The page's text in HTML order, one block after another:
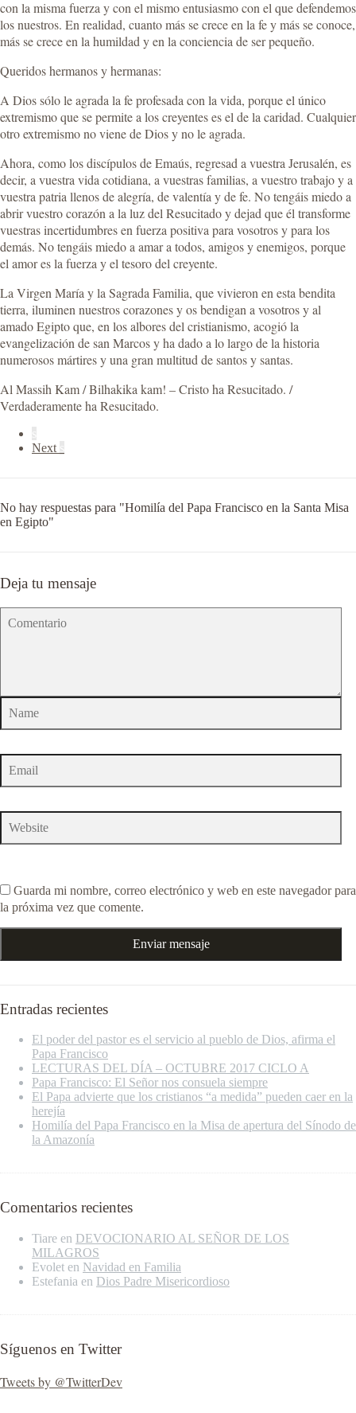
con la misma fuerza y con el mismo entusiasmo con el que defendemos
los nuestros. En realidad, cuanto más se crece en la fe y más se conoce,
más se crece en la humildad y en la conciencia de ser pequeño.
Queridos hermanos y hermanas:
A Dios sólo le agrada la fe profesada con la vida, porque el único
extremismo que se permite a los creyentes es el de la caridad. Cualquier
otro extremismo no viene de Dios y no le agrada.
Ahora, como los discípulos de Emaús, regresad a vuestra Jerusalén, es
decir, a vuestra vida cotidiana, a vuestras familias, a vuestro trabajo y a
vuestra patria llenos de alegría, de valentía y de fe. No tengáis miedo a
abrir vuestro corazón a la luz del Resucitado y dejad que él transforme
vuestras incertidumbres en fuerza positiva para vosotros y para los
demás. No tengáis miedo a amar a todos, amigos y enemigos, porque
el amor es la fuerza y el tesoro del creyente.
La Virgen María y la Sagrada Familia, que vivieron en esta bendita
tierra, iluminen nuestros corazones y os bendigan a vosotros y al
amado Egipto que, en los albores del cristianismo, acogió la
evangelización de san Marcos y ha dado a lo largo de la historia
numerosos mártires y una gran multitud de santos y santas.
Al Massih Kam / Bilhakika kam! – Cristo ha Resucitado. /
Verdaderamente ha Resucitado.
Next
No hay respuestas para "Homilía del Papa Francisco en la Santa Misa
en Egipto"
Deja tu mensaje
Guarda mi nombre, correo electrónico y web en este navegador para
la próxima vez que comente.
Entradas recientes
El poder del pastor es el servicio al pueblo de Dios, afirma el
Papa Francisco
LECTURAS DEL DÍA – OCTUBRE 2017 CICLO A
Papa Francisco: El Señor nos consuela siempre
El Papa advierte que los cristianos “a medida” pueden caer en la
herejía
Homilía del Papa Francisco en la Misa de apertura del Sínodo de
la Amazonía
Comentarios recientes
Tiare en DEVOCIONARIO AL SEÑOR DE LOS
MILAGROS
Evolet en Navidad en Familia
Estefania en Dios Padre Misericordioso
Síguenos en Twitter
Tweets by @TwitterDev